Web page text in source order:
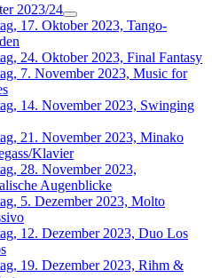
2023/24
17. Oktober 2023, Tango-
24. Oktober 2023, Final Fantasy
7. November 2023, Music for
14. November 2023, Swinging
21. November 2023, Minako
Klavier
28. November 2023,
Augenblicke
5. Dezember 2023, Molto
12. Dezember 2023, Duo Los
19. Dezember 2023, Rihm &